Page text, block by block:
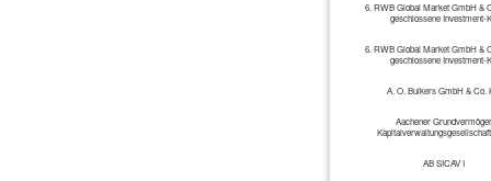
6. RWB Global Market GmbH &
geschlossene Investment-
6. RWB Global Market GmbH &
geschlossene Investment-
A. O. Bulkers GmbH & Co.
Aachener
AB SICAV I